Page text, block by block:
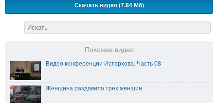
Скачать видео (7.84 Мб)
Похожее видео
Видео конференции Истархова. Часть 08
Женщина раздавила трех женщин